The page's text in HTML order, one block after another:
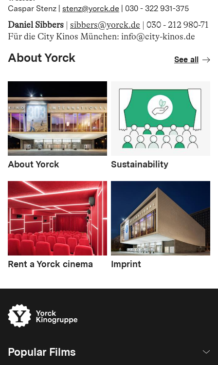
Caspar Stenz | stenz@yorck.de | 030 - 322 931-375
Daniel Sibbers sibbers@yorck.de | 030 - 212 980-71
Für die City Kinos München: info@city-kinos.de
About Yorck See all
About Yorck Sustainability
Rent a Yorck cinema Imprint
Popular Films